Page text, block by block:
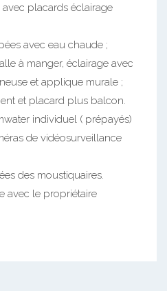
avec placards éclairage
avec eau chaude ;
à manger, éclairage avec
et applique murale ;
et placard plus balcon.
individuel ( prépayés)
de vidéosurveillance
des moustiquaires.
avec le propriétaire